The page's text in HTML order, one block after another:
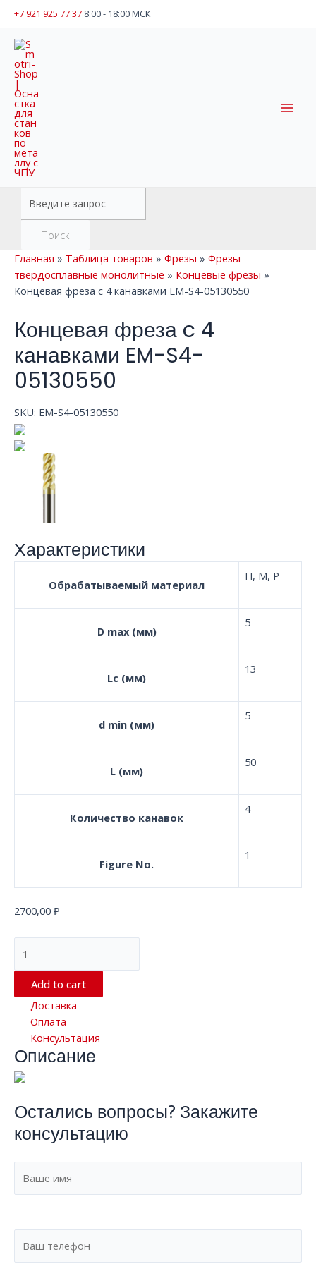
Перейти
содержимому
+7 921 925 77 37 8:00 - 18:00 МСК
товаров
Поиск
Главная » Таблица товаров » Фрезы » Фрезы
твердосплавные монолитные » Концевые фрезы »
Концевая фреза c 4 канавками EM-S4-05130550
Концевая фреза c 4
канавками EM-S4-
05130550
SKU: EM-S4-05130550
Характеристики
Обрабатываемый материал
H, M, P
D max (мм)
5
Lc (мм)
13
d min (мм)
5
L (мм)
50
Количество канавок
4
Figure No.
1
2700,00 ₽
фреза
c
4
канавками
EM-
05130550
quantity
Add to cart
Доставка
Оплата
Консультация
Описание
Остались вопросы? Закажите
консультацию